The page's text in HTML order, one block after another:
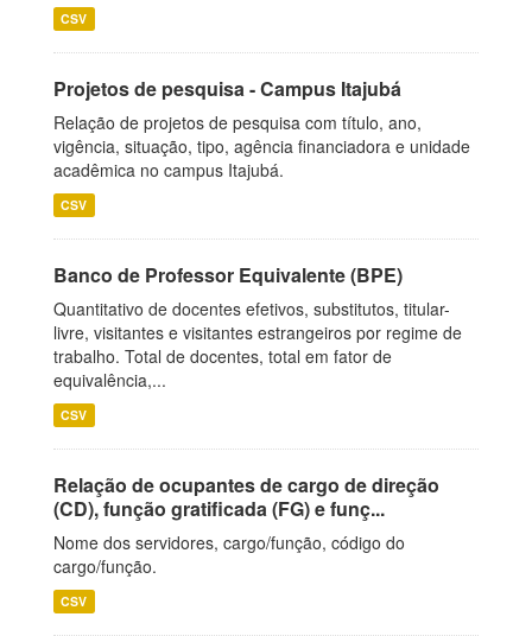
CSV
Projetos de pesquisa - Campus Itajubá
Relação de projetos de pesquisa com título, ano,
vigência, situação, tipo, agência financiadora e unidade
acadêmica no campus Itajubá.
CSV
Banco de Professor Equivalente (BPE)
Quantitativo de docentes efetivos, substitutos, titular-
livre, visitantes e visitantes estrangeiros por regime de
trabalho. Total de docentes, total em fator de
equivalência,...
CSV
Relação de ocupantes de cargo de direção
(CD), função gratificada (FG) e funç...
Nome dos servidores, cargo/função, código do
cargo/função.
CSV